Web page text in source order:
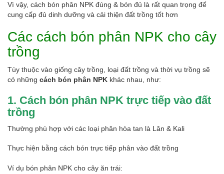
Vì vậy, cách bón phân NPK đúng & bón đủ là rất quan trọng để
cung cấp đủ dinh dưỡng và cải thiện đất trồng tốt hơn
Các cách bón phân NPK cho cây
trồng
Tùy thuộc vào giống cây trồng, loại đất trồng và thời vụ trồng sẽ
có những cách bón phân NPK khác nhau, như:
1. Cách bón phân NPK trực tiếp vào đất
trồng
Thường phù hợp với các loại phân hòa tan là Lân & Kali
Thực hiện bằng cách bón trực tiếp phân vào đất trồng
Ví dụ bón phân NPK cho cây ăn trái: